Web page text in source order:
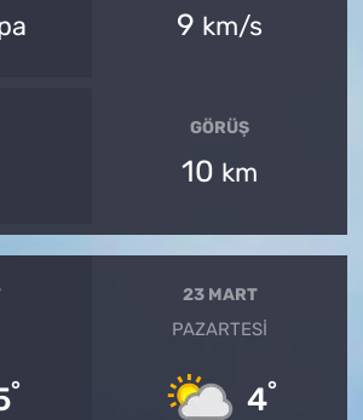
9 km/s
GÖRÜŞ
10 km
°
23 MART
PAZARTESI
4°